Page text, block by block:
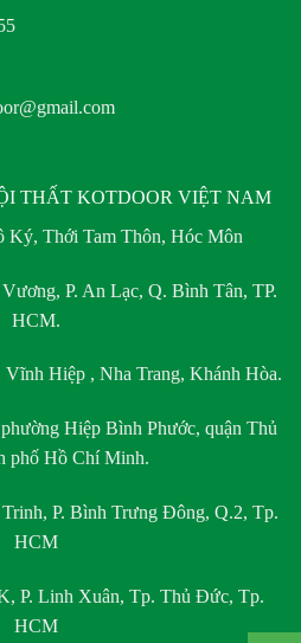
THẤT KOTDOOR VIỆT NAM
Ký, Thới Tam Thôn, Hóc Môn
P. An Lạc, Q. Bình Tân, TP.
HCM.
Hiệp , Nha Trang, Khánh Hòa.
Hiệp Bình Phước, quận Thủ
phố Hồ Chí Minh.
P. Bình Trưng Đông, Q.2, Tp.
HCM
P. Linh Xuân, Tp. Thủ Đức, Tp.
HCM